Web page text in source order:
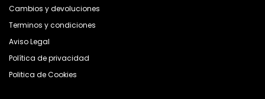
Cambios y devoluciones
Terminos y condiciones
Aviso Legal
Política de privacidad
Politica de Cookies